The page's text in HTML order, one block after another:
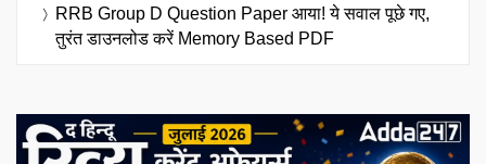
RRB Group D Question Paper आया! ये सवाल पूछे गए,
तुरंत डाउनलोड करें Memory Based PDF